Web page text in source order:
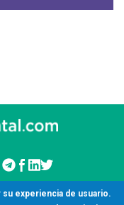
experiencia de usuario.